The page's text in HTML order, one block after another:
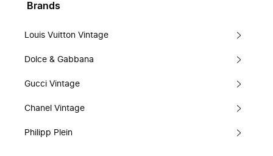
Brands
Louis Vuitton Vintage
Dolce & Gabbana
Gucci Vintage
Chanel Vintage
Philipp Plein